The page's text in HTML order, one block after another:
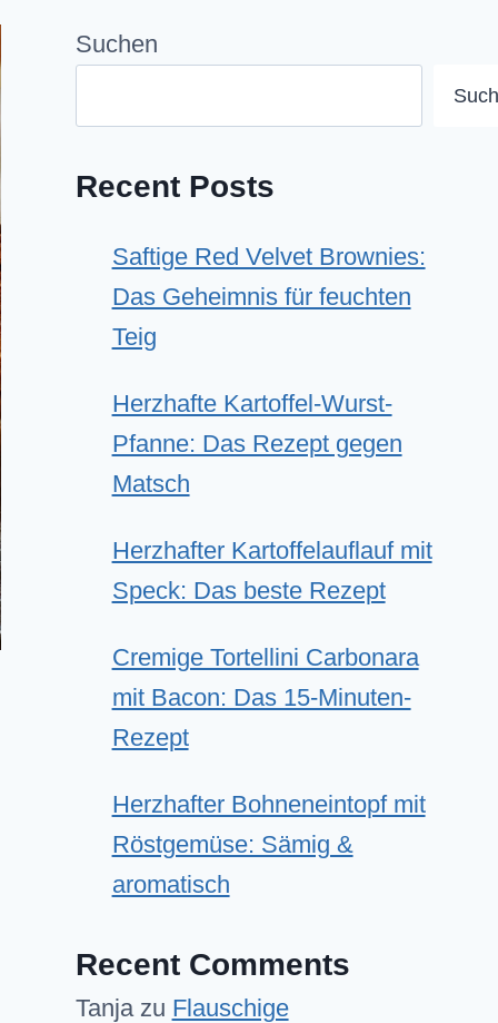
Suchen
Recent Posts
Saftige Red Velvet Brownies:
Das Geheimnis für feuchten
Teig
Herzhafte Kartoffel-Wurst-
Pfanne: Das Rezept gegen
Matsch
Herzhafter Kartoffelauflauf mit
Speck: Das beste Rezept
Cremige Tortellini Carbonara
mit Bacon: Das 15-Minuten-
Rezept
Herzhafter Bohneneintopf mit
Röstgemüse: Sämig &
aromatisch
Recent Comments
Tanjazu Flauschige